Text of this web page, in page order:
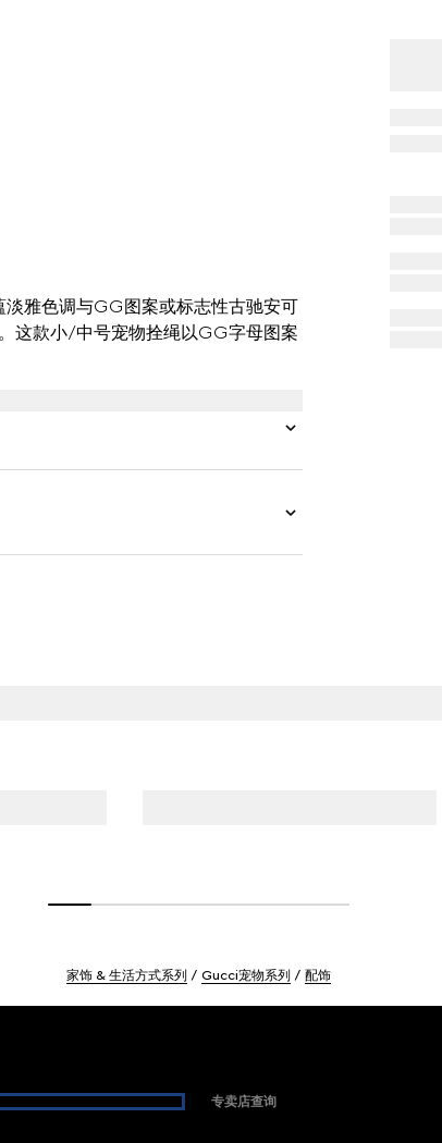
雅色调与GG图案或标志性古驰安可
这款小/中号宠物拴绳以GG字母图案
家饰 & 生活方式系列 Gucci宠物系列 配饰
专卖店查询